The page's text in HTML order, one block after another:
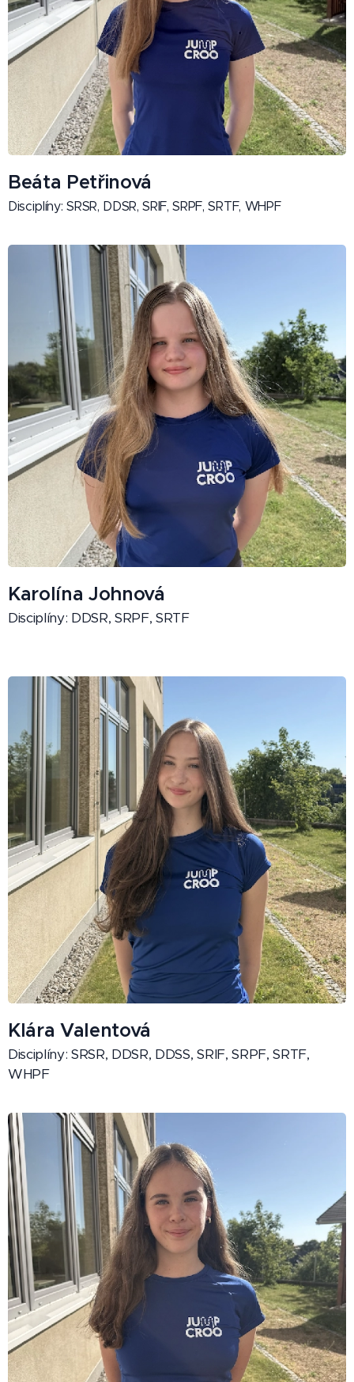
Beáta Petřinová
Disciplíny: SRSR, DDSR, SRIF, SRPF, SRTF, WHPF
Karolína Johnová
Disciplíny: DDSR, SRPF, SRTF
Klára Valentová
Disciplíny: SRSR, DDSR, DDSS, SRIF, SRPF, SRTF,
WHPF